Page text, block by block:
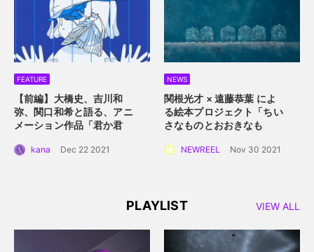
FEATURE
【前編】大橋史、吉川和
弥、関口和希と語る、アニ
メーション作品「君か君
ーデザインと感情移入させ
kana Dec 22 2021
NEWS
関根光才 × 遠藤恭葉 によ
る絵本プロジェクト「ちい
さなものとおおきなも
本にするプロジェクト始動
NEWREEL Nov 30 2021
PLAYLIST VIEW ALL